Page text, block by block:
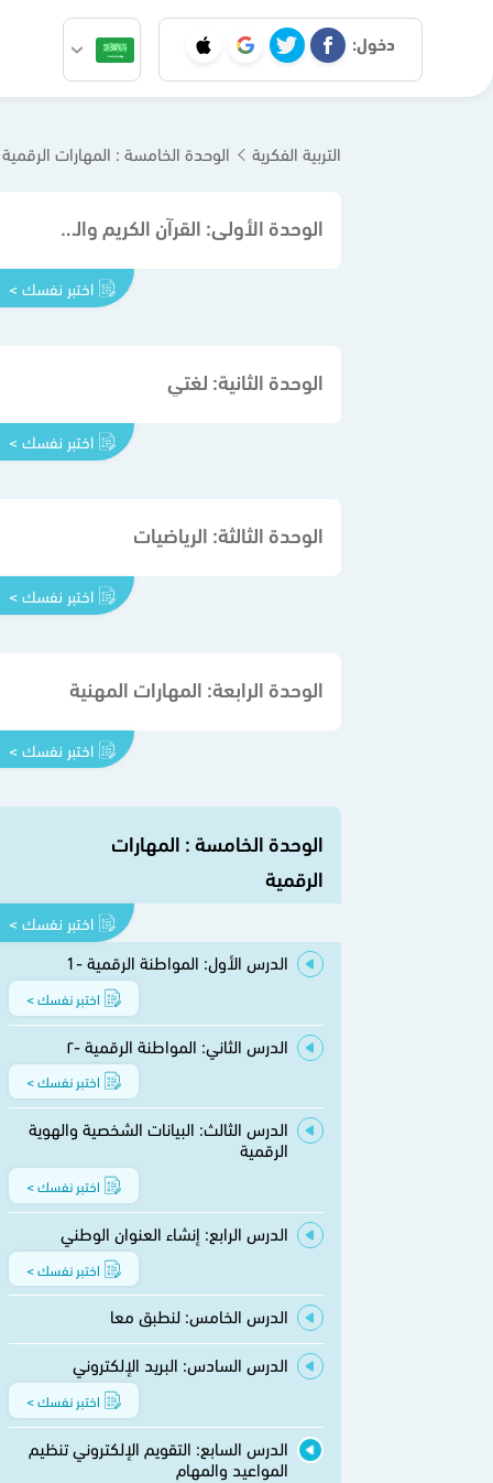
دخول:
التربية الفكرية الوحدة الخامسة : المهارات الرقمية
الوحدة الأولى: القرآن الكريم والدراسات الإسلامية
اختبر نفسك >
الوحدة الثانية: لغتي
اختبر نفسك >
الوحدة الثالثة: الرياضيات
اختبر نفسك >
الوحدة الرابعة: المهارات المهنية
اختبر نفسك >
الوحدة الخامسة : المهارات
الرقمية
اختبر نفسك >
الدرس الأول: المواطنة الرقمية -1
اختبر نفسك >
الدرس الثاني: المواطنة الرقمية -۲
اختبر نفسك >
الدرس الثالث: البيانات الشخصية والهوية
الرقمية
اختبر نفسك >
الدرس الرابع: إنشاء العنوان الوطني
اختبر نفسك >
الدرس الخامس: لنطبق معا
الدرس السادس: البريد الإلكتروني
اختبر نفسك >
الدرس السابع: التقويم الإلكتروني تنظيم
المواعيد والمهام